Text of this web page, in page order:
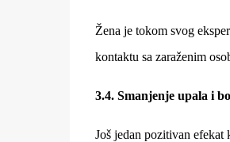
Žena je tokom svog
kontaktu sa zaraženim
3.4. Smanjenje upala i
Još jedan pozitivan efekat